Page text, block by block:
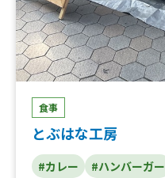
食事
とぶはな工房
#カレー #ハンバーガー